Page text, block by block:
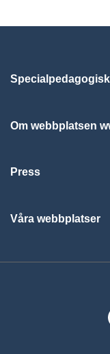
Om webbplatsen
Press
Våra webbplatser